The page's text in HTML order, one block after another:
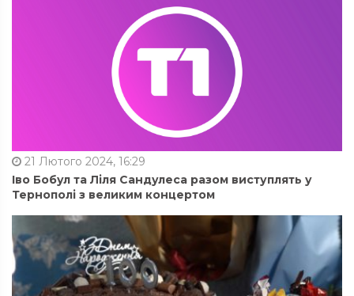
21 Лютого 2024, 16:29
Іво Бобул та Ліля Сандулеса разом виступлять у
Тернополі з великим концертом